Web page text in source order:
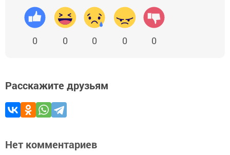
0 0 0 0 0
Расскажите друзьям
Нет комментариев